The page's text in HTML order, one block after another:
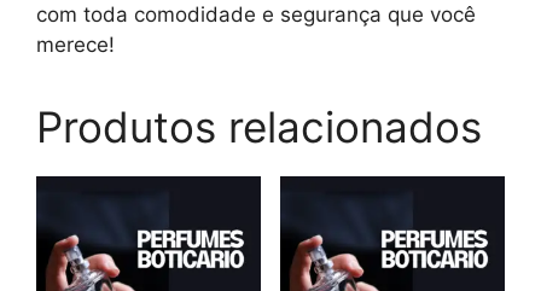
com toda comodidade e segurança que você
merece!
Produtos relacionados